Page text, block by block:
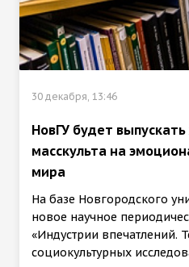
30 декабря, 13:46
НовГУ будет
масскульта на
мира
На базе Новгородского
новое научное
«Индустрии впечатлений.
социокультурных